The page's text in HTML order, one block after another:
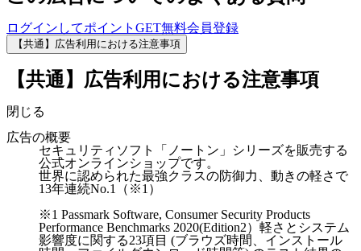
ログインしてポイントGET無料会員登録
【共通】広告利用における注意事項
【共通】広告利用における注意事項
閉じる
広告の概要
セキュリティソフト「ノートン」シリーズを販売する
公式オンラインショップです。
世界に認められた最強クラスの防御力、動きの軽さで
13年連続No.1（※1）
※1 Passmark Software, Consumer Security Products
Performance Benchmarks 2020(Edition2）軽さとシステム
影響度に関する23項目 (ブラウズ時間、インストール